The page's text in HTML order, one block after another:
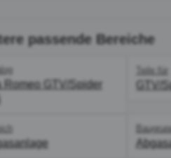
passende Bereiche
Romeo GTV/Spider
Teile für
GTV/